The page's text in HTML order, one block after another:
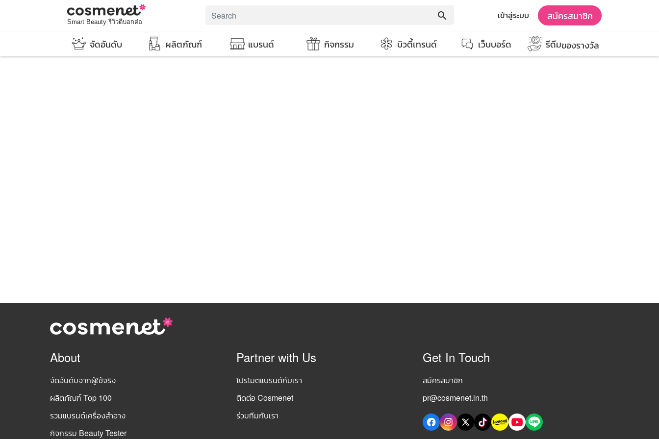
Smart Beauty รีวิวดีบอกต่อ
search เข้าสู่ระบบ สมัครสมาชิก
จัดอันดับ ผลิตภัณฑ์ แบรนด์ กิจกรรม บิวตี้เทรนด์ เว็บบอร์ด รีดีมของรางวัล
About
จัดอันดับจากผู้ใช้จริง
ผลิตภัณฑ์ Top 100
รวมแบรนด์เครื่องสำอาง
กิจกรรม Beauty Tester
Partner with Us
โปรโมตแบรนด์กับเรา
ติดต่อ Cosmenet
ร่วมทีมกับเรา
Get In Touch
สมัครสมาชิก
pr@cosmenet.in.th